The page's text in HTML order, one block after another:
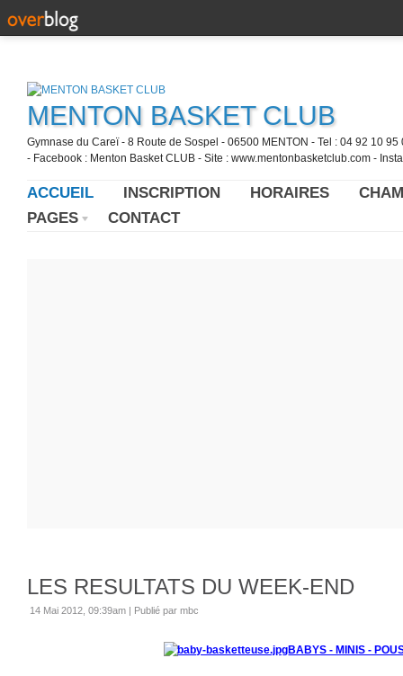
MENTON BASKET CLUB
Gymnase du Careï - 8 Route de Sospel - 06500 MENTON - Tel : 04 92 10
- Facebook : Menton Basket CLUB - Site : www.mentonbasketclub.com -
ACCUEIL INSCRIPTION HORAIRES
PAGES
CONTACT
LES RESULTATS DU WEEK-END
14 Mai 2012, 09:39am | Publié par mbc
BABYS - MINIS -